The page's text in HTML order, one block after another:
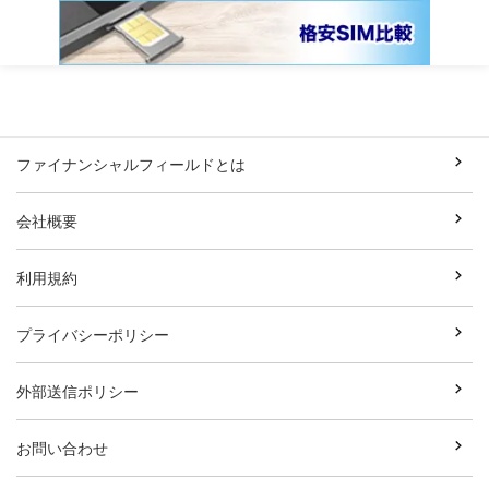
ファイナンシャルフィールドとは
会社概要
利用規約
プライバシーポリシー
外部送信ポリシー
お問い合わせ